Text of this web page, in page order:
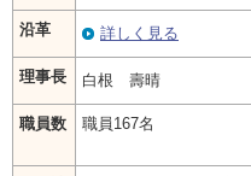
パーソナルファイナンス教育
アクセス
お問い合わせ
沿革 詳しく見る
理事長 白根 壽晴
職員数
職員167名